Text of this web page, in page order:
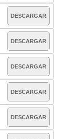
DESCARGAR
DESCARGAR
DESCARGAR
DESCARGAR
DESCARGAR